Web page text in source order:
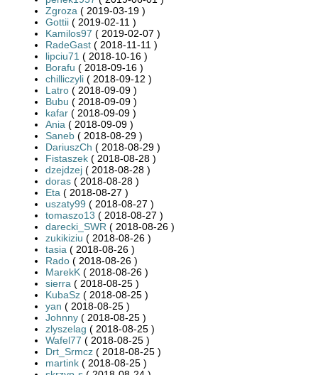
Zgroza ( 2019-03-19 )
Gottii ( 2019-02-11 )
Kamilos97 ( 2019-02-07 )
RadeGast ( 2018-11-11 )
lipciu71 ( 2018-10-16 )
Borafu ( 2018-09-16 )
chilliczyli ( 2018-09-12 )
Latro ( 2018-09-09 )
Bubu ( 2018-09-09 )
kafar ( 2018-09-09 )
Ania ( 2018-09-09 )
Saneb ( 2018-08-29 )
DariuszCh ( 2018-08-29 )
Fistaszek ( 2018-08-28 )
dzejdzej ( 2018-08-28 )
doras ( 2018-08-28 )
Eta ( 2018-08-27 )
uszaty99 ( 2018-08-27 )
tomaszo13 ( 2018-08-27 )
darecki_SWR ( 2018-08-26 )
zukikiziu ( 2018-08-26 )
tasia ( 2018-08-26 )
Rado ( 2018-08-26 )
MarekK ( 2018-08-26 )
sierra ( 2018-08-25 )
KubaSz ( 2018-08-25 )
yan ( 2018-08-25 )
Johnny ( 2018-08-25 )
zlyszelag ( 2018-08-25 )
Wafel77 ( 2018-08-25 )
Drt_Srmcz ( 2018-08-25 )
martink ( 2018-08-25 )